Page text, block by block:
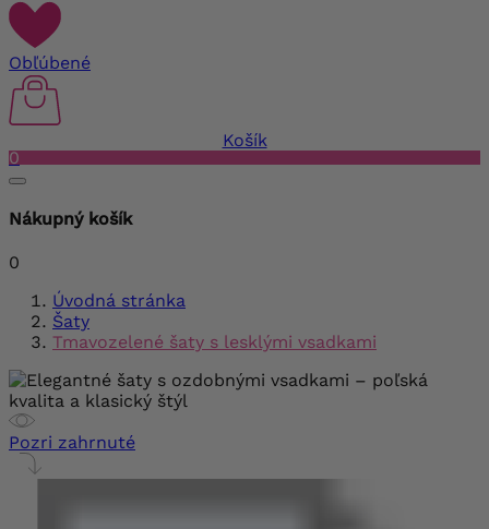
Obľúbené
Košík
0
Nákupný košík
0
Úvodná stránka
Šaty
Tmavozelené šaty s lesklými vsadkami
Pozri zahrnuté